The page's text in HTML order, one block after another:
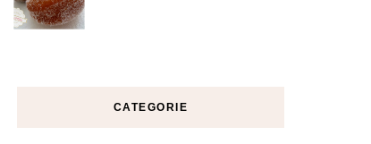
CATEGORIE